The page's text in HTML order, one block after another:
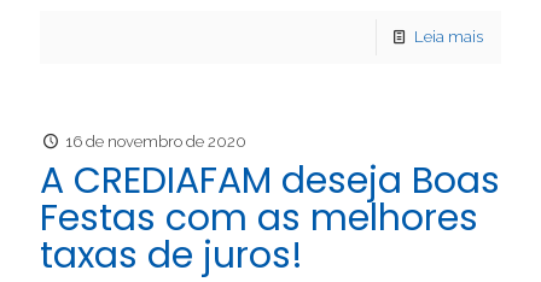
Leia mais
16 de novembro de 2020
A CREDIAFAM deseja Boas
Festas com as melhores
taxas de juros!